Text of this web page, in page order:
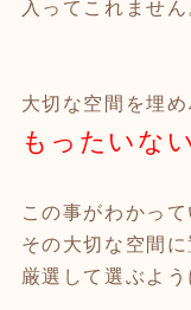
入ってこれません
大切な空間を埋
もったいない
この事がわかって
その大切な空間
厳選して選ぶよう